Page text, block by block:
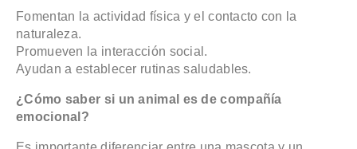
Fomentan la actividad física y el contacto con la
naturaleza.
Promueven la interacción social.
Ayudan a establecer rutinas saludables.
¿Cómo saber si un animal es de compañía
emocional?